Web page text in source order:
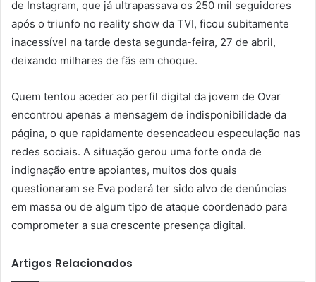
de Instagram, que já ultrapassava os 250 mil seguidores
após o triunfo no reality show da TVI, ficou subitamente
inacessível na tarde desta segunda-feira, 27 de abril,
deixando milhares de fãs em choque.
Quem tentou aceder ao perfil digital da jovem de Ovar
encontrou apenas a mensagem de indisponibilidade da
página, o que rapidamente desencadeou especulação nas
redes sociais. A situação gerou uma forte onda de
indignação entre apoiantes, muitos dos quais
questionaram se Eva poderá ter sido alvo de denúncias
em massa ou de algum tipo de ataque coordenado para
comprometer a sua crescente presença digital.
Artigos Relacionados